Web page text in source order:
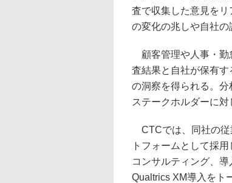
査で収集した意見を
の変化の兆しや自社の
顧客管理や人事・勤
査結果と自社が保有
の洞察を得られる。
ステークホルダーに対
CTCでは、同社の従
トフォームとして採
コンサルティング、
Qualtrics XM導入をト